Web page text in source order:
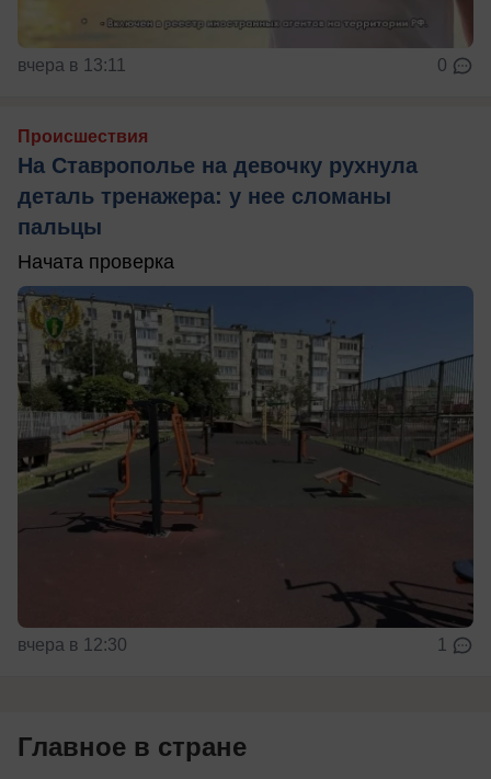
вчера в 13:11 0
Происшествия
На Ставрополье на девочку рухнула
деталь тренажера: у нее сломаны
пальцы
Начата проверка
вчера в 12:30 1
Главное в стране